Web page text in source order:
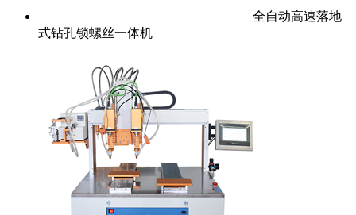
全自动高速落地
式钻孔锁螺丝一体机